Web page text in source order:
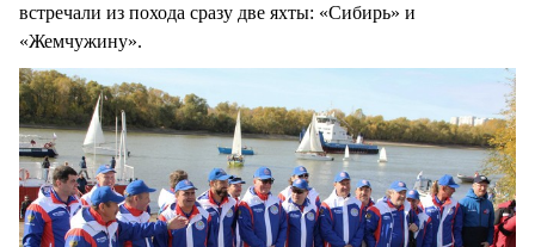
встречали из похода сразу две яхты: «Сибирь» и
«Жемчужину».